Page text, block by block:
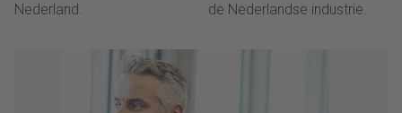
Nederland.
de Nederlandse industrie.